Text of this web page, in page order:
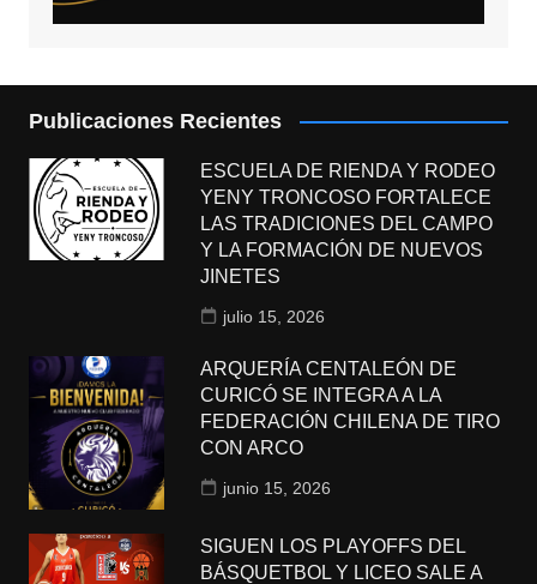
Publicaciones Recientes
ESCUELA DE RIENDA Y RODEO
YENY TRONCOSO FORTALECE
LAS TRADICIONES DEL CAMPO
Y LA FORMACIÓN DE NUEVOS
JINETES
julio 15, 2026
ARQUERÍA CENTALEÓN DE
CURICÓ SE INTEGRA A LA
FEDERACIÓN CHILENA DE TIRO
CON ARCO
junio 15, 2026
SIGUEN LOS PLAYOFFS DEL
BÁSQUETBOL Y LICEO SALE A